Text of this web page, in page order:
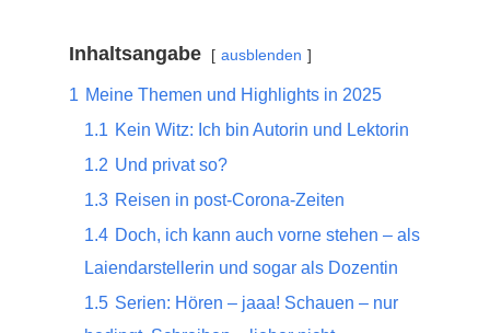
Inhaltsangabe ausblenden
1 Meine Themen und Highlights in 2025
1.1 Kein Witz: Ich bin Autorin und Lektorin
1.2 Und privat so?
1.3 Reisen in post-Corona-Zeiten
1.4 Doch, ich kann auch vorne stehen – als
Laiendarstellerin und sogar als Dozentin
1.5 Serien: Hören – jaaa! Schauen – nur